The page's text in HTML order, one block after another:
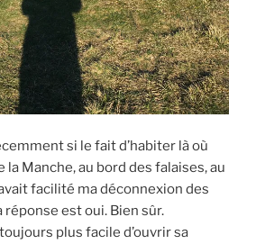
si le fait d’habiter là où
la Manche, au bord des falaises, au
facilité ma déconnexion des
réponse est oui. Bien sûr.
plus facile d’ouvrir sa